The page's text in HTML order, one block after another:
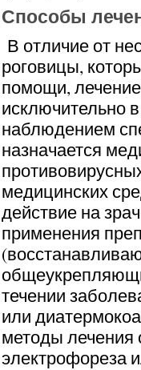
Способы
В отличие от
роговицы,
помощи, лечение
исключительно
наблюдением
назначается
медицинских
действие на
применения
течении
или
методы лечения
электрофореза